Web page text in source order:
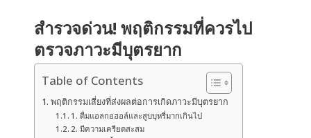
สำรวจด่วน! พฤติกรรมที่ควรไป
ตรวจภาวะมีบุตรยาก
Table of Contents
พฤติกรรมเสี่ยงที่ส่งผลต่อการเกิดภาวะมีบุตรยาก
1. ดื่มแอลกอฮอล์และสูบบุหรี่มากเกินไป
2. มีความเครียดสะสม